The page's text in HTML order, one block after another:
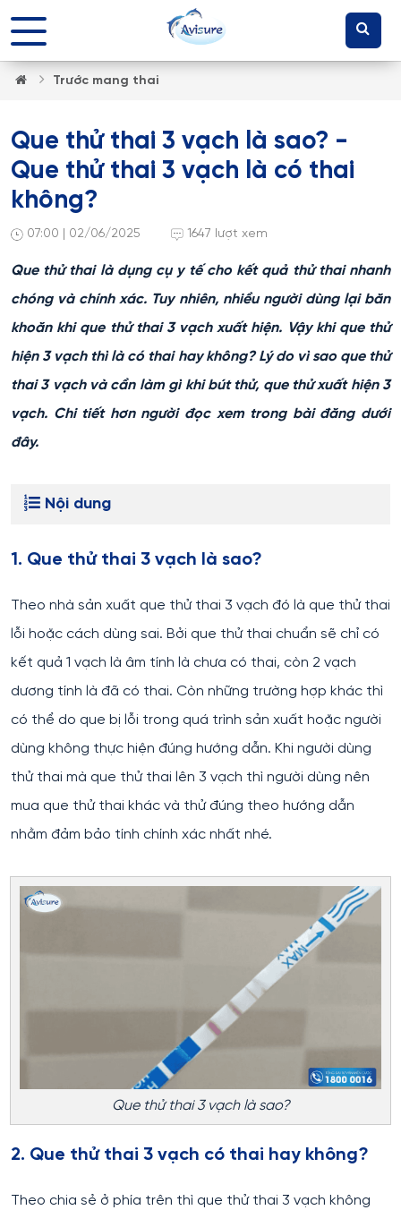
Trước mang thai
Que thử thai 3 vạch là sao? -
Que thử thai 3 vạch là có thai
không?
07:00 | 02/06/2025 1647 lượt xem
Que thử thai là dụng cụ y tế cho kết quả thử thai nhanh
chóng và chính xác. Tuy nhiên, nhiều người dùng lại băn
khoăn khi que thử thai 3 vạch xuất hiện. Vậy khi que thử
hiện 3 vạch thì là có thai hay không? Lý do vì sao que thử
thai 3 vạch và cần làm gì khi bút thử, que thử xuất hiện 3
vạch. Chi tiết hơn người đọc xem trong bài đăng dưới
đây.
Nội dung
1. Que thử thai 3 vạch là sao?
Theo nhà sản xuất que thử thai 3 vạch đó là que thử thai
lỗi hoặc cách dùng sai. Bởi que thử thai chuẩn sẽ chỉ có
kết quả 1 vạch là âm tính là chưa có thai, còn 2 vạch
dương tính là đã có thai. Còn những trường hợp khác thì
có thể do que bị lỗi trong quá trình sản xuất hoặc người
dùng không thực hiện đúng hướng dẫn. Khi người dùng
thử thai mà que thử thai lên 3 vạch thì người dùng nên
mua que thử thai khác và thử đúng theo hướng dẫn
nhằm đảm bảo tính chính xác nhất nhé.
Que thử thai 3 vạch là sao?
2. Que thử thai 3 vạch có thai hay không?
Theo chia sẻ ở phía trên thì que thử thai 3 vạch không